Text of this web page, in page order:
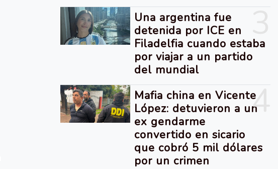
Una argentina fue
detenida por ICE en
Filadelfia cuando estaba
por viajar a un partido
del mundial
4
Mafia china en Vicente
López: detuvieron a un
ex gendarme
convertido en sicario
que cobró 5 mil dólares
por un crimen